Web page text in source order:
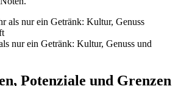
nur ein Getränk: Kultur, Genuss und
Potenziale und Grenzen